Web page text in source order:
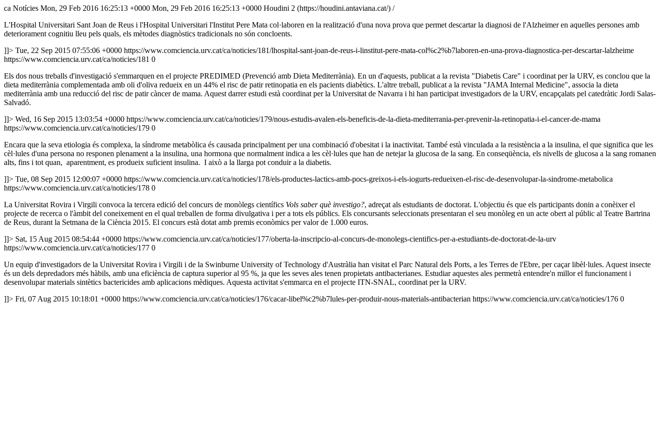
ca Notícies Mon, 29 Feb 2016 16:25:13 +0000 Mon, 29 Feb 2016 16:25:13 +0000 Houdini 2 (https://houdini.antaviana.cat/) /
L'Hospital Universitari Sant Joan de Reus i l'Hospital Universitari l'Institut Pere Mata col·laboren en la realització d'una nova prova que permet descartar la diagnosi de l'Alzheimer en aquelles persones amb
deteriorament cognitiu lleu pels quals, els mètodes diagnòstics tradicionals no són concloents.
]]> Tue, 22 Sep 2015 07:55:06 +0000 https://www.comciencia.urv.cat/ca/noticies/181/lhospital-sant-joan-de-reus-i-linstitut-pere-mata-col%c2%b7laboren-en-una-prova-diagnostica-per-descartar-lalzheime
https://www.comciencia.urv.cat/ca/noticies/181 0
Els dos nous treballs d'investigació s'emmarquen en el projecte PREDIMED (Prevenció amb Dieta Mediterrània). En un d'aquests, publicat a la revista "Diabetis Care" i coordinat per la URV, es conclou que la
dieta mediterrània complementada amb oli d'oliva redueix en un 44% el risc de patir retinopatia en els pacients diabètics. L'altre treball, publicat a la revista "JAMA Internal Medicine", associa la dieta
mediterrània amb una reducció del risc de patir càncer de mama. Aquest darrer estudi està coordinat per la Universitat de Navarra i hi han participat investigadors de la URV, encapçalats pel catedràtic Jordi Salas-
Salvadó.
]]> Wed, 16 Sep 2015 13:03:54 +0000 https://www.comciencia.urv.cat/ca/noticies/179/nous-estudis-avalen-els-beneficis-de-la-dieta-mediterrania-per-prevenir-la-retinopatia-i-el-cancer-de-mama
https://www.comciencia.urv.cat/ca/noticies/179 0
Encara que la seva etiologia és complexa, la síndrome metabòlica és causada principalment per una combinació d'obesitat i la inactivitat. També està vinculada a la resistència a la insulina, el que significa que les
cèl·lules d'una persona no responen plenament a la insulina, una hormona que normalment indica a les cèl·lules que han de netejar la glucosa de la sang. En conseqüència, els nivells de glucosa a la sang romanen
alts, fins i tot quan, aparentment, es produeix suficient insulina. I això a la llarga pot conduir a la diabetis.
]]> Tue, 08 Sep 2015 12:00:07 +0000 https://www.comciencia.urv.cat/ca/noticies/178/els-productes-lactics-amb-pocs-greixos-i-els-iogurts-redueixen-el-risc-de-desenvolupar-la-sindrome-metabolica
https://www.comciencia.urv.cat/ca/noticies/178 0
La Universitat Rovira i Virgili convoca la tercera edició del concurs de monòlegs científics Vols saber què investigo?, adreçat als estudiants de doctorat. L'objectiu és que els participants donin a conèixer el
projecte de recerca o l'àmbit del coneixement en el qual treballen de forma divulgativa i per a tots els públics. Els concursants seleccionats presentaran el seu monòleg en un acte obert al públic al Teatre Bartrina
de Reus, durant la Setmana de la Ciència 2015. El concurs està dotat amb premis econòmics per valor de 1.000 euros.
]]> Sat, 15 Aug 2015 08:54:44 +0000 https://www.comciencia.urv.cat/ca/noticies/177/oberta-la-inscripcio-al-concurs-de-monolegs-cientifics-per-a-estudiants-de-doctorat-de-la-urv
https://www.comciencia.urv.cat/ca/noticies/177 0
Un equip d'investigadors de la Universitat Rovira i Virgili i de la Swinburne University of Technology d'Austràlia han visitat el Parc Natural dels Ports, a les Terres de l'Ebre, per caçar libèl·lules. Aquest insecte
és un dels depredadors més hàbils, amb una eficiència de captura superior al 95 %, ja que les seves ales tenen propietats antibacterianes. Estudiar aquestes ales permetrà entendre'n millor el funcionament i
desenvolupar materials sintètics bactericides amb aplicacions mèdiques. Aquesta activitat s'emmarca en el projecte ITN-SNAL, coordinat per la URV.
]]> Fri, 07 Aug 2015 10:18:01 +0000 https://www.comciencia.urv.cat/ca/noticies/176/cacar-libel%c2%b7lules-per-produir-nous-materials-antibacterian https://www.comciencia.urv.cat/ca/noticies/176 0